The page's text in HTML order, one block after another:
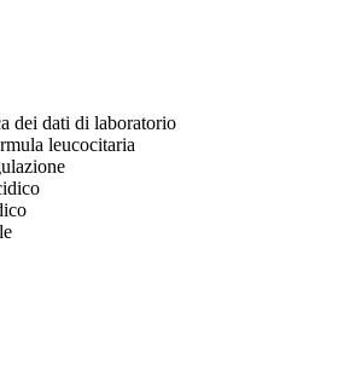
dei dati di laboratorio
leucocitaria